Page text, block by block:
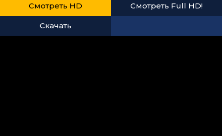
Смотреть HD
Смотреть Full HD!
Скачать